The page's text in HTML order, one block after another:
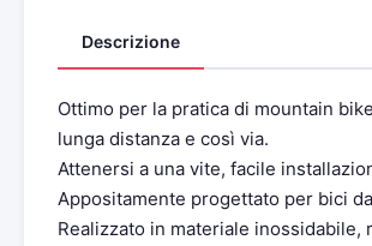
Descrizione
Ottimo per la pratica di mountain
lunga distanza e così via.
Attenersi a una vite, facile
Appositamente progettato per bici
Realizzato in materiale inossidabile,